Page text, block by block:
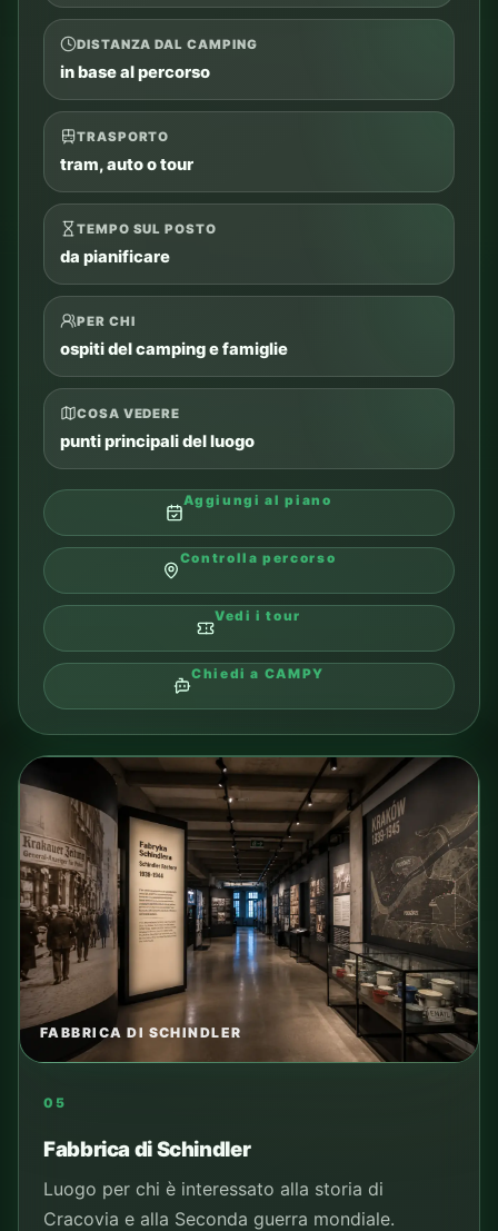
DISTANZA DAL CAMPING
in base al percorso
TRASPORTO
tram, auto o tour
TEMPO SUL POSTO
da pianificare
PER CHI
ospiti del camping e famiglie
COSA VEDERE
punti principali del luogo
Aggiungi al piano
Controlla percorso
Vedi i tour
Chiedi a CAMPY
FABBRICA DI SCHINDLER
05
Fabbrica di Schindler
Luogo per chi è interessato alla storia di
Cracovia e alla Seconda guerra mondiale.